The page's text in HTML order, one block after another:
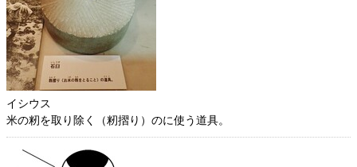
イシウス
米の籾を取り除く（籾摺り）のに使う道具。